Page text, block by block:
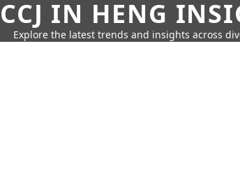
CCJ IN HENG
Explore the latest trends and insights across